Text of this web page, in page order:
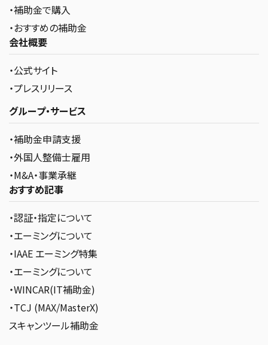
・補助金で購入
・おすすめの補助金
会社概要
・公式サイト
・プレスリリース
グループ・サービス
・補助金申請支援
・外国人整備士雇用
・M&A・事業承継
おすすめ記事
・認証・指定について
・エーミングについて
・IAAE エーミング特集
・エーミングについて
・WINCAR(IT補助金)
・TCJ (MAX/MasterX)
スキャンツール補助金